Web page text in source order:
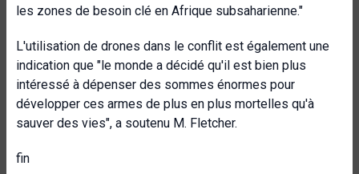
les zones de besoin clé en Afrique subsaharienne."
L'utilisation de drones dans le conflit est également une
indication que "le monde a décidé qu'il est bien plus
intéressé à dépenser des sommes énormes pour
développer ces armes de plus en plus mortelles qu'à
sauver des vies", a soutenu M. Fletcher.
fin